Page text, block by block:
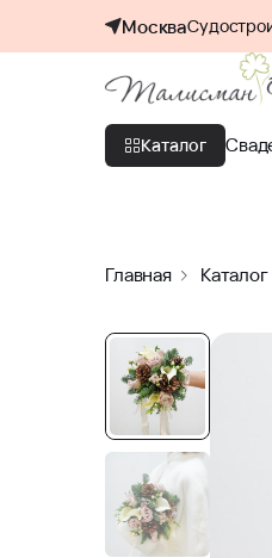
Москва
Каталог
Главная Каталог